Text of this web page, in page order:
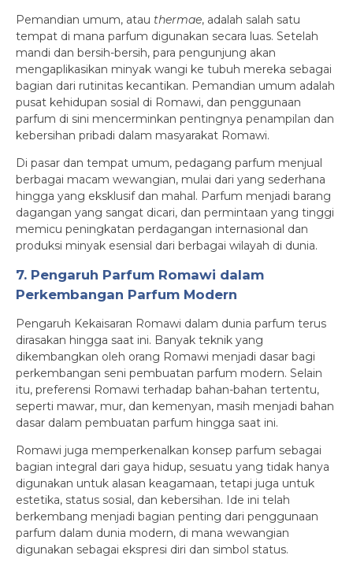
Pemandian umum, atau thermae, adalah salah satu
tempat di mana parfum digunakan secara luas. Setelah
mandi dan bersih-bersih, para pengunjung akan
mengaplikasikan minyak wangi ke tubuh mereka sebagai
bagian dari rutinitas kecantikan. Pemandian umum adalah
pusat kehidupan sosial di Romawi, dan penggunaan
parfum di sini mencerminkan pentingnya penampilan dan
kebersihan pribadi dalam masyarakat Romawi.
Di pasar dan tempat umum, pedagang parfum menjual
berbagai macam wewangian, mulai dari yang sederhana
hingga yang eksklusif dan mahal. Parfum menjadi barang
dagangan yang sangat dicari, dan permintaan yang tinggi
memicu peningkatan perdagangan internasional dan
produksi minyak esensial dari berbagai wilayah di dunia.
7. Pengaruh Parfum Romawi dalam
Perkembangan Parfum Modern
Pengaruh Kekaisaran Romawi dalam dunia parfum terus
dirasakan hingga saat ini. Banyak teknik yang
dikembangkan oleh orang Romawi menjadi dasar bagi
perkembangan seni pembuatan parfum modern. Selain
itu, preferensi Romawi terhadap bahan-bahan tertentu,
seperti mawar, mur, dan kemenyan, masih menjadi bahan
dasar dalam pembuatan parfum hingga saat ini.
Romawi juga memperkenalkan konsep parfum sebagai
bagian integral dari gaya hidup, sesuatu yang tidak hanya
digunakan untuk alasan keagamaan, tetapi juga untuk
estetika, status sosial, dan kebersihan. Ide ini telah
berkembang menjadi bagian penting dari penggunaan
parfum dalam dunia modern, di mana wewangian
digunakan sebagai ekspresi diri dan simbol status.